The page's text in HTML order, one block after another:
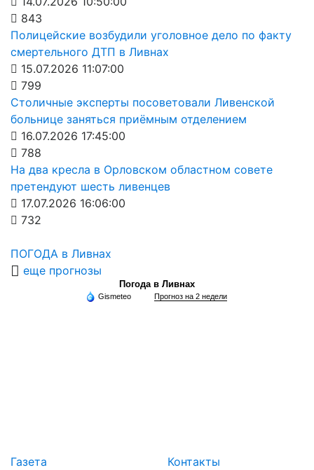
843
Полицейские возбудили уголовное дело по факту
смертельного ДТП в Ливнах
15.07.2026 11:07:00
799
Столичные эксперты посоветовали Ливенской
больнице заняться приёмным отделением
16.07.2026 17:45:00
788
На два кресла в Орловском областном совете
претендуют шесть ливенцев
17.07.2026 16:06:00
732
ПОГОДА в Ливнах
еще прогнозы
Погода в Ливнах
Gismeteo Прогноз на 2 недели
Газета
Контакты